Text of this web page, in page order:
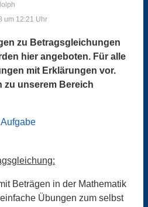
um 12:21 Uhr
zu Betragsgleichungen
hier angeboten. Für alle
mit Erklärungen vor.
zu unserem Bereich
Beträgen in der Mathematik
Übungen zum selbst